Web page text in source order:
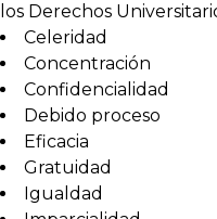
los Derechos
Celeridad
Concentración
Confidencialidad
Debido proceso
Eficacia
Gratuidad
Igualdad